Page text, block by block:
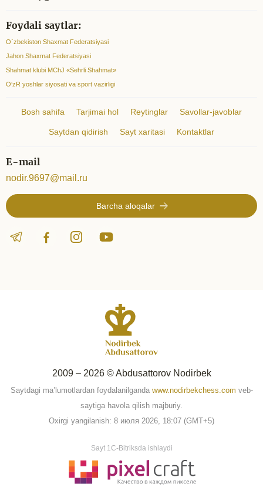
Foydali saytlar:
O`zbekiston Shaxmat Federatsiyasi
Jahon Shaxmat Federatsiyasi
Shahmat klubi MChJ «Sehrli Shahmat»
O‘zR yoshlar siyosati va sport vazirligi
Bosh sahifa Tarjimai hol Reytinglar Savollar-javoblar
Saytdan qidirish Sayt xaritasi Kontaktlar
E-mail
nodir.9697@mail.ru
Barcha aloqalar
2009 – 2026 © Abdusattorov Nodirbek
Saytdagi ma’lumotlardan foydalanilganda www.nodirbekchess.com veb-
saytiga havola qilish majburiy.
Oxirgi yangilanish: 8 июля 2026, 18:07 (GMT+5)
Sayt 1C-Bitriksda ishlaydi